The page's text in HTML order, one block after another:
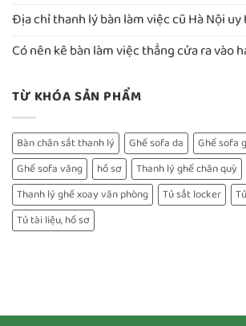
Địa chỉ thanh lý bàn làm việc cũ Hà Nội
Có nên kê bàn làm việc thẳng cửa ra vào
TỪ KHÓA SẢN PHẨM
Bàn chân sắt thanh lý Ghế sofa da Ghế sofa
Ghế sofa văng
hồ sơ
Thanh lý ghế chân quỳ
Thanh lý ghế xoay văn phòng
Tủ sắt locker
Tủ tài liệu, hồ sơ